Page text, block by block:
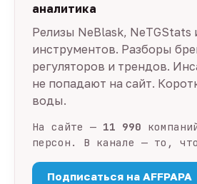
аналитика
Релизы NeBlask, NeTGStats
инструментов. Разборы
регуляторов и трендов.
не попадают на сайт.
воды.
На сайте — 11 990
персон. В канале — то,
Подписаться на AFFPAPA